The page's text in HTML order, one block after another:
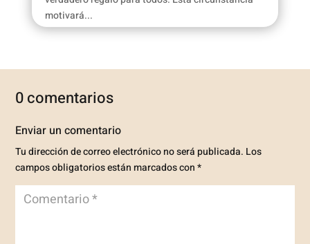
motivará...
0 comentarios
Enviar un comentario
Tu dirección de correo electrónico no será publicada. Los
campos obligatorios están marcados con*